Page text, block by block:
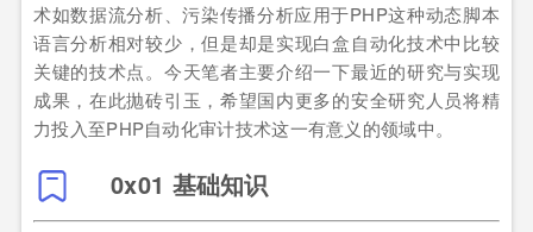
术如数据流分析、污染传播分析应用于PHP这种动态脚本
语言分析相对较少，但是却是实现白盒自动化技术中比较
关键的技术点。今天笔者主要介绍一下最近的研究与实现
成果，在此抛砖引玉，希望国内更多的安全研究人员将精
力投入至PHP自动化审计技术这一有意义的领域中。
0x01 基础知识